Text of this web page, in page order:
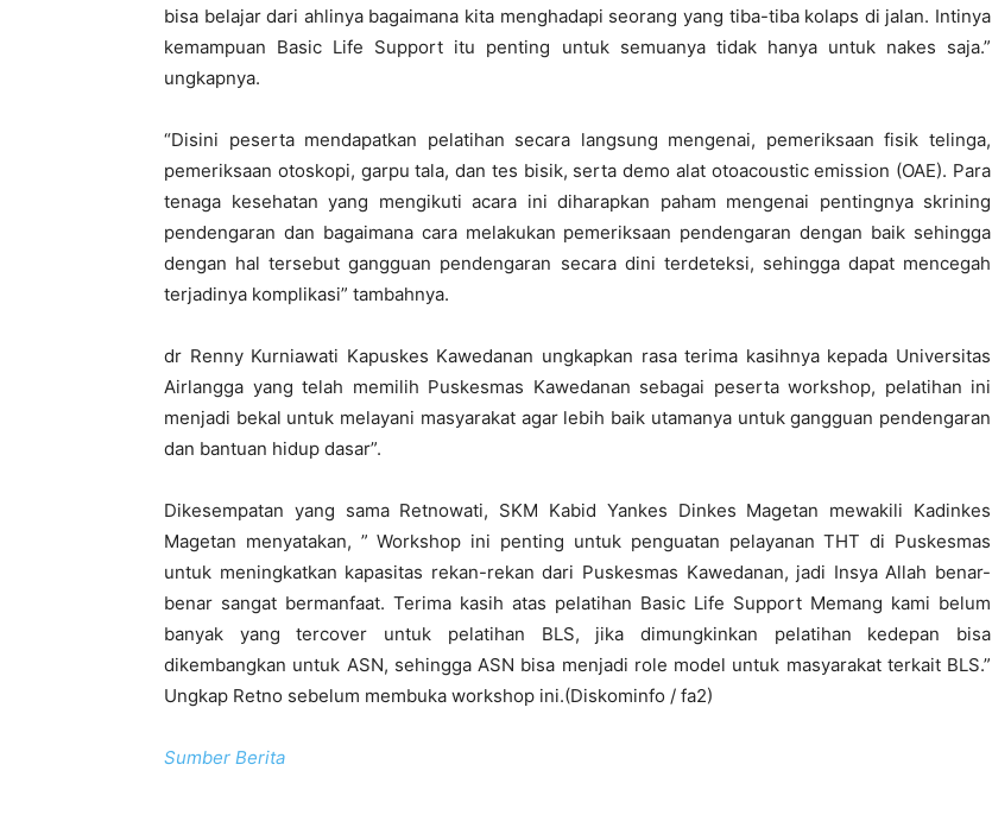
bisa belajar dari ahlinya bagaimana kita menghadapi seorang yang tiba-tiba kolaps di jalan. Intinya
kemampuan Basic Life Support itu penting untuk semuanya tidak hanya untuk nakes saja.”
ungkapnya.
“Disini peserta mendapatkan pelatihan secara langsung mengenai, pemeriksaan fisik telinga,
pemeriksaan otoskopi, garpu tala, dan tes bisik, serta demo alat otoacoustic emission (OAE). Para
tenaga kesehatan yang mengikuti acara ini diharapkan paham mengenai pentingnya skrining
pendengaran dan bagaimana cara melakukan pemeriksaan pendengaran dengan baik sehingga
dengan hal tersebut gangguan pendengaran secara dini terdeteksi, sehingga dapat mencegah
terjadinya komplikasi” tambahnya.
dr Renny Kurniawati Kapuskes Kawedanan ungkapkan rasa terima kasihnya kepada Universitas
Airlangga yang telah memilih Puskesmas Kawedanan sebagai peserta workshop, pelatihan ini
menjadi bekal untuk melayani masyarakat agar lebih baik utamanya untuk gangguan pendengaran
dan bantuan hidup dasar”.
Dikesempatan yang sama Retnowati, SKM Kabid Yankes Dinkes Magetan mewakili Kadinkes
Magetan menyatakan, ” Workshop ini penting untuk penguatan pelayanan THT di Puskesmas
untuk meningkatkan kapasitas rekan-rekan dari Puskesmas Kawedanan, jadi Insya Allah benar-
benar sangat bermanfaat. Terima kasih atas pelatihan Basic Life Support Memang kami belum
banyak yang tercover untuk pelatihan BLS, jika dimungkinkan pelatihan kedepan bisa
dikembangkan untuk ASN, sehingga ASN bisa menjadi role model untuk masyarakat terkait BLS.”
Ungkap Retno sebelum membuka workshop ini.(Diskominfo / fa2)
Sumber Berita